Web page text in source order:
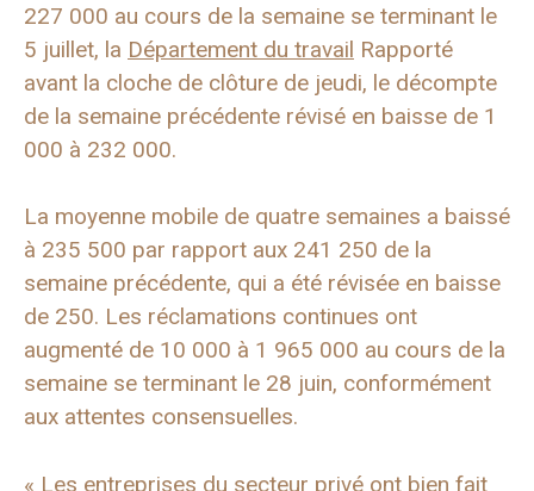
227 000 au cours de la semaine se terminant le
5 juillet, la Département du travail Rapporté
avant la cloche de clôture de jeudi, le décompte
de la semaine précédente révisé en baisse de 1
000 à 232 000.
La moyenne mobile de quatre semaines a baissé
à 235 500 par rapport aux 241 250 de la
semaine précédente, qui a été révisée en baisse
de 250. Les réclamations continues ont
augmenté de 10 000 à 1 965 000 au cours de la
semaine se terminant le 28 juin, conformément
aux attentes consensuelles.
« Les entreprises du secteur privé ont bien fait